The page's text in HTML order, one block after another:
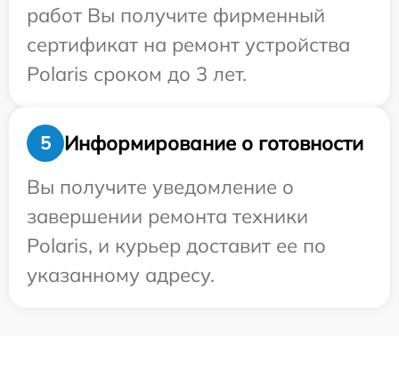
работ Вы получите фирменный
сертификат на ремонт устройства
Polaris сроком до 3 лет.
5
Информирование о готовности
Вы получите уведомление о
завершении ремонта техники
Polaris, и курьер доставит ее по
указанному адресу.